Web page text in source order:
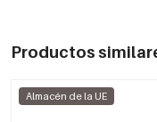
Productos
Almacén de la UE